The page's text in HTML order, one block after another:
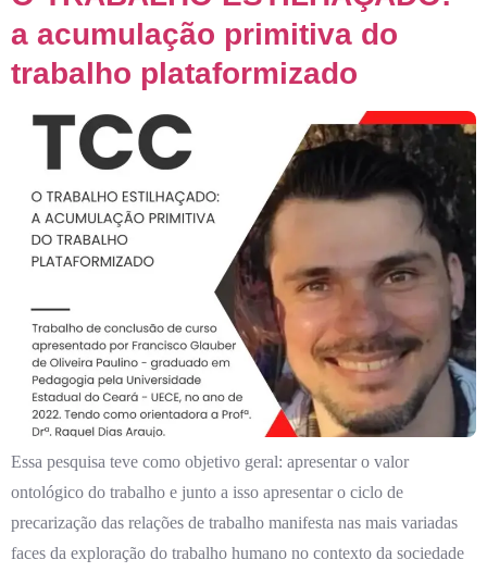
a acumulação primitiva do
trabalho plataformizado
Essa pesquisa teve como objetivo geral: apresentar o valor
ontológico do trabalho e junto a isso apresentar o ciclo de
precarização das relações de trabalho manifesta nas mais variadas
faces da exploração do trabalho humano no contexto da sociedade